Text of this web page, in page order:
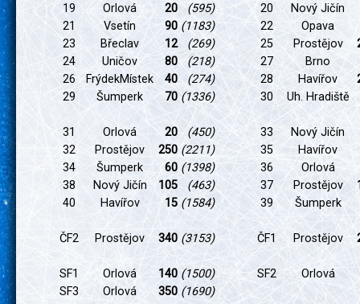
19
Orlová 20 (595) 20 Nový Jičín
21
Vsetín 90 (1183) 22 Opava
23
Břeclav 12 (269) 25 Prostějov
24
Uničov 80 (218) 27 Brno
26
FrýdekMístek 40 (274) 28 Havířov
29
Šumperk 70 (1336) 30 Uh. Hradiště
31 Orlová 20 (450) 33 Nový Jičín
32
Prostějov 250 (2211) 35 Havířov
34
Šumperk 60 (1398) 36 Orlová
38
Nový Jičín 105 (463) 37 Prostějov
40
Havířov 15 (1584) 39 Šumperk
ČF2 Prostějov 340 (3153) ČF1 Prostějov
SF1 Orlová 140 (1500) SF2 Orlová
SF3
Orlová 350 (1690)